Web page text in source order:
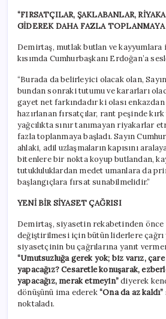
“FIRSATÇILAR, ŞAKLABANLAR,
GİDEREK DAHA FAZLA TOPLANMAYA
Demirtaş, mutlak butlan ve
kısımda Cumhurbaşkanı Erdoğan’a
“Burada da belirleyici olacak olan,
bundan sonraki tutumu ve kararları
gayet net farkındadır ki olası
hazırlanan fırsatçılar, rant peşinde
yağcılıkta sınır tanımayan riyakarlar
fazla toplanmaya başladı. Sayın
ahlaki, adil uzlaşmaların kapısını
bitenlere bir nokta koyup butlandan,
tutukluluklardan medet umanlara da
başlangıçlara fırsat sunabilmelidir.”
YENİ BİR SİYASET ÇAĞRISI
Demirtaş, siyasetin rekabetinden önce
değiştirilmesi için bütün liderlere çağrı
siyasetçinin bu çağrılarına yanıt
“Umutsuzluğa gerek yok; biz varız, çare
yapacağız? Cesaretle konuşarak,
yapacağız, merak etmeyin”diyerek
dönüşünü ima ederek“Ona da az kaldı”
noktaladı.